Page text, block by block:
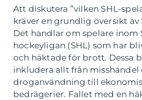
Att diskutera ”vilken SHL-
kräver en grundlig översikt av
Det handlar om spelare inom
hockeyligan (SHL) som har
och häktade för brott. Dessa
inkludera allt från misshandel
droganvändning till
bedrägerier. Fallet med en